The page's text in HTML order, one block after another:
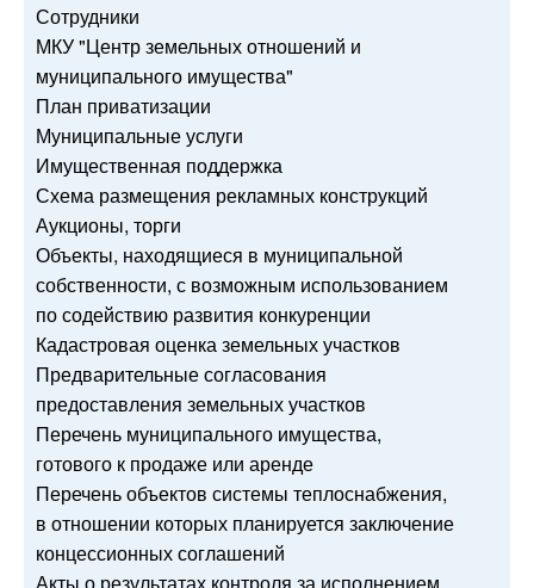
Сотрудники
МКУ "Центр земельных отношений и
муниципального имущества"
План приватизации
Муниципальные услуги
Имущественная поддержка
Схема размещения рекламных конструкций
Аукционы, торги
Объекты, находящиеся в муниципальной
собственности, с возможным использованием
по содействию развития конкуренции
Кадастровая оценка земельных участков
Предварительные согласования
предоставления земельных участков
Перечень муниципального имущества,
готового к продаже или аренде
Перечень объектов системы теплоснабжения,
в отношении которых планируется заключение
концессионных соглашений
Акты о результатах контроля за исполнением